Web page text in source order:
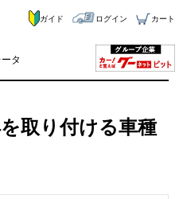
タ
ガイド ログイン カート
取り付ける車種